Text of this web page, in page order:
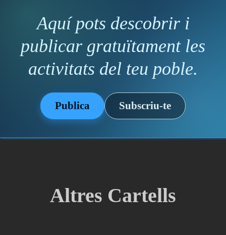
Aquí pots descobrir i
publicar gratuïtament les
activitats del teu poble.
Publica Subscriu-te
Altres Cartells